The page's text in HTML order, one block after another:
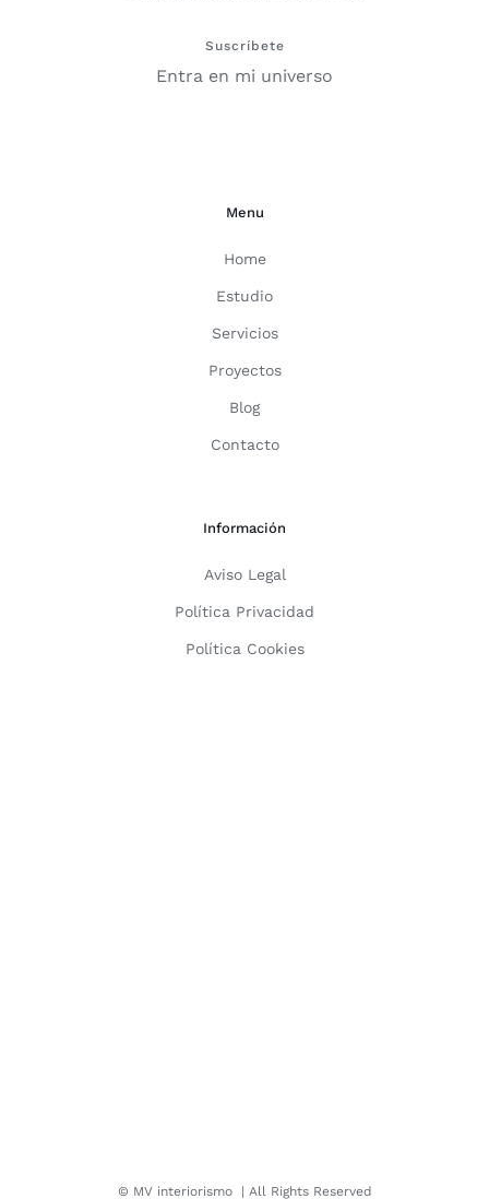
Suscríbete
Entra en mi universo
Menu
Home
Estudio
Servicios
Proyectos
Blog
Contacto
Información
Aviso Legal
Política Privacidad
Política Cookies
© MV interiorismo | All Rights Reserved